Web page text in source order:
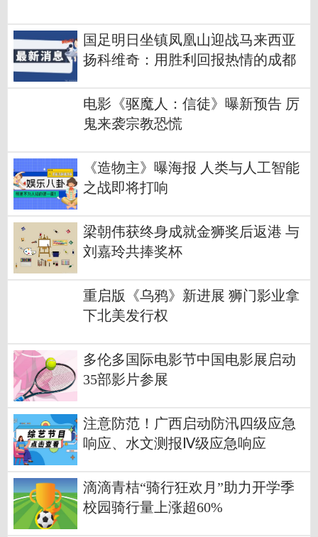
国足明日坐镇凤凰山迎战马来西亚
扬科维奇：用胜利回报热情的成都
电影《驱魔人：信徒》曝新预告 厉
鬼来袭宗教恐慌
《造物主》曝海报 人类与人工智能
之战即将打响
梁朝伟获终身成就金狮奖后返港 与
刘嘉玲共捧奖杯
重启版《乌鸦》新进展 狮门影业拿
下北美发行权
多伦多国际电影节中国电影展启动
35部影片参展
注意防范！广西启动防汛四级应急
响应、水文测报Ⅳ级应急响应
滴滴青桔“骑行狂欢月”助力开学季
校园骑行量上涨超60%